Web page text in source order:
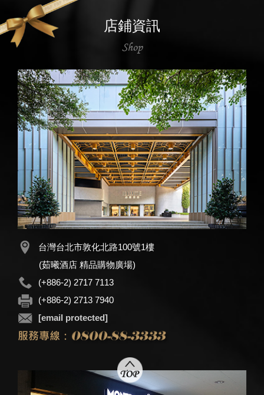
店鋪資訊
Shop
台灣台北市敦化北路100號1樓
(茹曦酒店 精品購物廣場)
(+886-2) 2717 7113
(+886-2) 2713 7940
[email protected]